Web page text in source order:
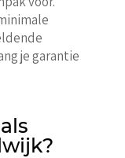
je garantie